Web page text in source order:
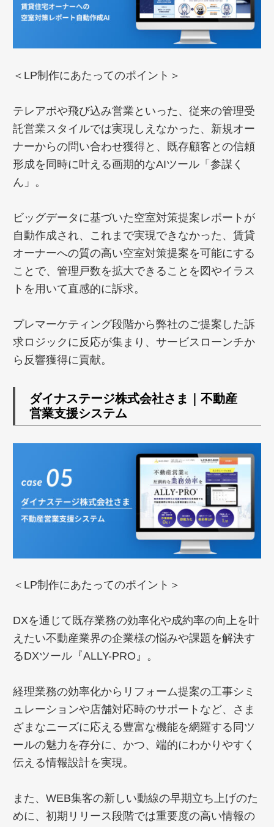
＜LP制作にあたってのポイント＞
テレアポや飛び込み営業といった、従来の管理受
託営業スタイルでは実現しえなかった、新規オー
ナーからの問い合わせ獲得と、既存顧客との信頼
形成を同時に叶える画期的なAIツール「参謀く
ん」。
ビッグデータに基づいた空室対策提案レポートが
自動作成され、これまで実現できなかった、賃貸
オーナーへの質の高い空室対策提案を可能にする
ことで、管理戸数を拡大できることを図やイラス
トを用いて直感的に訴求。
プレマーケティング段階から弊社のご提案した訴
求ロジックに反応が集まり、サービスローンチか
ら反響獲得に貢献。
ダイナステージ株式会社さま｜不動産
営業支援システム
＜LP制作にあたってのポイント＞
DXを通じて既存業務の効率化や成約率の向上を叶
えたい不動産業界の企業様の悩みや課題を解決す
るDXツール『ALLY-PRO』。
経理業務の効率化からリフォーム提案の工事シミ
ュレーションや店舗対応時のサポートなど、さま
ざまなニーズに応える豊富な機能を網羅する同ツ
ールの魅力を存分に、かつ、端的にわかりやすく
伝える情報設計を実現。
また、WEB集客の新しい動線の早期立ち上げのた
めに、初期リリース段階では重要度の高い情報の